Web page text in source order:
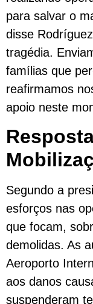
para salvar o
disse
tragédia.
famílias que
reafirmamos
apoio neste
Segundo a
esforços nas
que focam,
demolidas. As
Aeroporto
aos danos
suspenderam